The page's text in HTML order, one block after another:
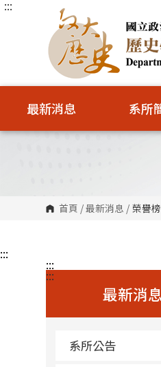
跳
塊
:::
最新消息 系所
首頁 /最新消息 / 榮譽榜
:::
:::
最新消息
系所公告
:::